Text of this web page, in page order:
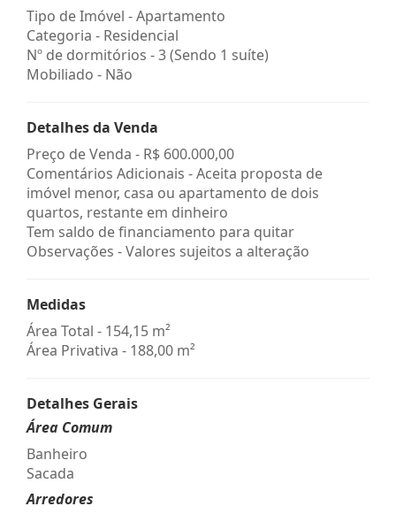
Tipo de Imóvel - Apartamento
Categoria - Residencial
Nº de dormitórios - 3 (Sendo 1 suíte)
Mobiliado - Não
Detalhes da Venda
Preço de Venda - R$ 600.000,00
Comentários Adicionais - Aceita proposta de
imóvel menor, casa ou apartamento de dois
quartos, restante em dinheiro
Tem saldo de financiamento para quitar
Observações - Valores sujeitos a alteração
Medidas
Área Total - 154,15 m²
Área Privativa - 188,00 m²
Detalhes Gerais
Área Comum
Banheiro
Sacada
Arredores